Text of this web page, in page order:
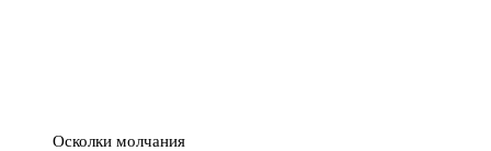
Осколки молчания